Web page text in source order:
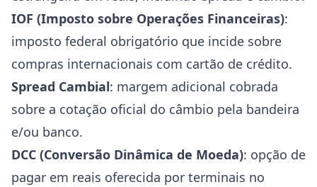
IOF (Imposto sobre Operações Financeiras):
imposto federal obrigatório que incide sobre
compras internacionais com cartão de crédito.
Spread Cambial: margem adicional cobrada
sobre a cotação oficial do câmbio pela bandeira
e/ou banco.
DCC (Conversão Dinâmica de Moeda): opção de
pagar em reais oferecida por terminais no